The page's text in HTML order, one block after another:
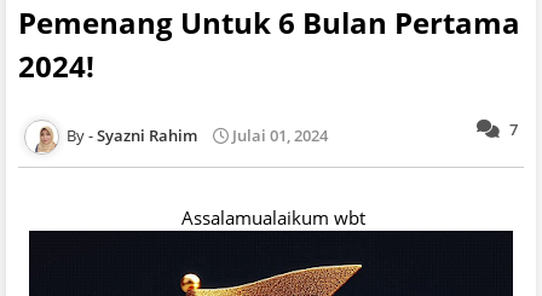
Pemenang Untuk 6 Bulan Pertama
2024!
7
Syazni Rahim Julai 01, 2024
Assalamualaikum wbt